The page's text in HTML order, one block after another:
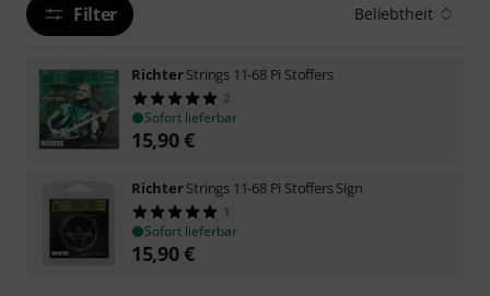
Filter Beliebtheit
RichterStrings 11-68 Pi Stoffers
2
Sofort lieferbar
15,90€
RichterStrings 11-68 Pi Stoffers Sign
1
Sofort lieferbar
15,90€